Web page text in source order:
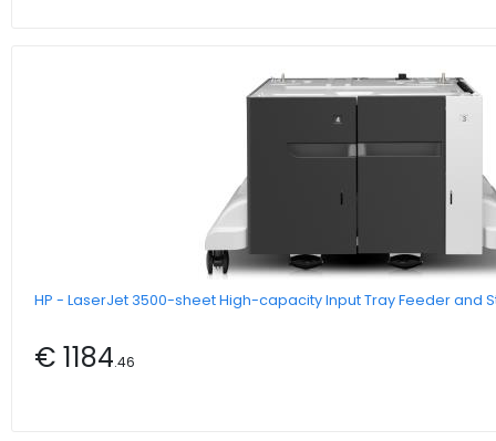
HP - LaserJet 3500-sheet High-capacity Input Tray Feeder and
€ 1184.46